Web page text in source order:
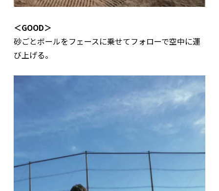
＜GOOD＞
砂ごとボールをフェースに乗せてフォローで空中に運
び上げる。